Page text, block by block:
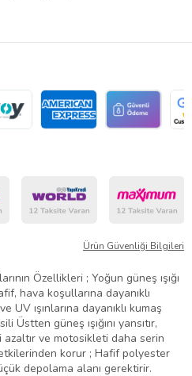
Ürün Güvenliği Bilgileri
Özellikleri ; Yoğun güneş ışığı
hava koşullarına dayanıklı
UV ışınlarına dayanıklı kumaş
güneş ışığını yansıtır,
azaltır ve motosikleti daha serin
etkilerinden korur ; Hafif polyester
depolama alanı gerektirir.